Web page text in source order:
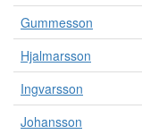
Gummesson
Hjalmarsson
Ingvarsson
Johansson